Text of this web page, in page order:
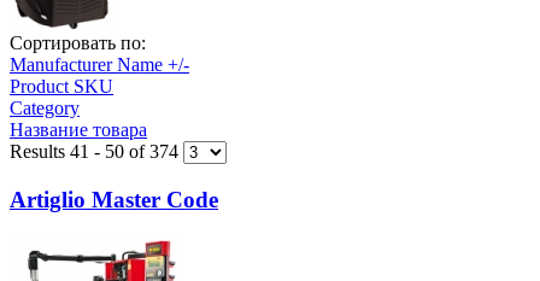
Сортировать по:
Manufacturer Name +/-
Product SKU
Category
Название товара
Results 41 - 50 of 374
Artiglio Master Code